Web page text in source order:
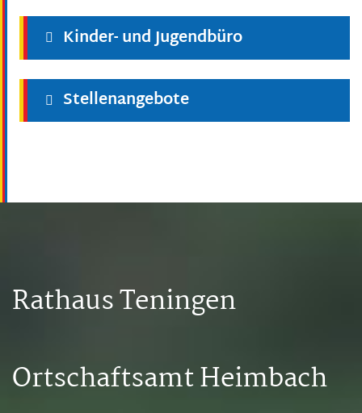
Kinder- und Jugendbüro
Stellenangebote
Rathaus Teningen
Ortschaftsamt Heimbach